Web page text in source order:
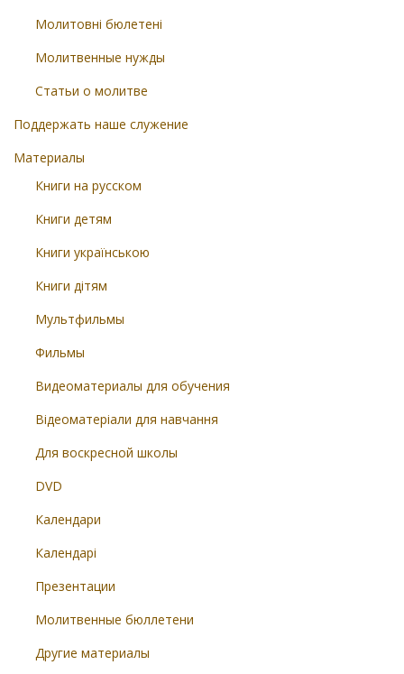
Молитовні бюлетені
Молитвенные нужды
Статьи о молитве
Поддержать наше служение
Материалы
Книги на русском
Книги детям
Книги українською
Книги дітям
Мультфильмы
Фильмы
Видеоматериалы для обучения
Відеоматеріали для навчання
Для воскресной школы
DVD
Календари
Календарі
Презентации
Молитвенные бюллетени
Другие материалы